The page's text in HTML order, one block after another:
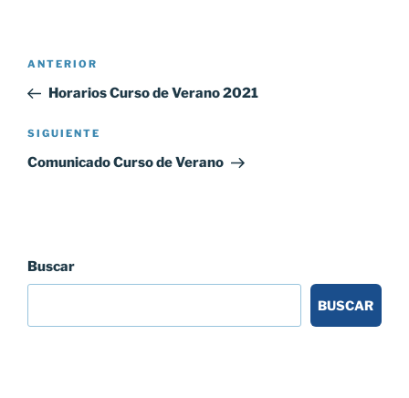
Navegación
entradas
Entrada
anterior:
ANTERIOR
Horarios Curso de Verano 2021
Siguiente
entrada
SIGUIENTE
Comunicado Curso de Verano
Buscar
BUSCAR